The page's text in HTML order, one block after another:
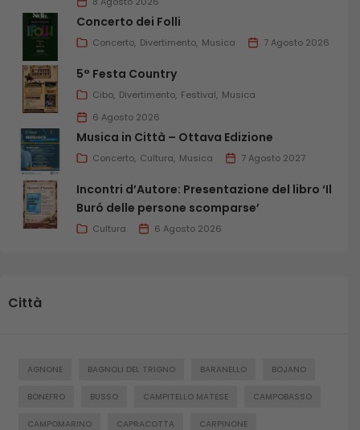
Concerto dei Folli
Concerto Divertimento Musica 7 Agosto 2026
5° Festa Country
Cibo Divertimento Festival Musica
6 Agosto 2026
Musica in Città – Ottava Edizione
Concerto Cultura Musica 7 Agosto 2027
Incontri d’Autore: Presentazione del libro ‘Il
Buró delle persone scomparse’
Cultura 6 Agosto 2026
Città
AGNONE BAGNOLI DEL TRIGNO BARANELLO BOJANO
BONEFRO BUSSO CAMPITELLO MATESE CAMPOBASSO
CAMPOMARINO CAPRACOTTA CARPINONE